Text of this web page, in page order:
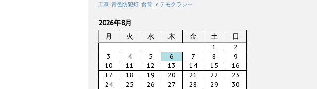
工事 青色防犯灯 食育 ｅデモクラシー
2026年8月
月
火 水 木 金 土 日
1
2
3
4 5 6 7 8
9
10
11 12 13 14 15
16
17
18 19 20 21 22
23
24
25 26 27 28 29
30